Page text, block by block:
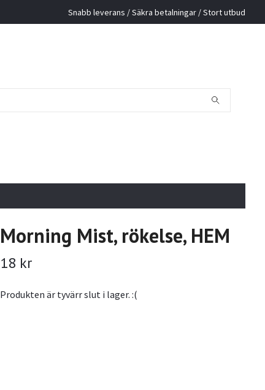
Snabb leverans / Säkra betalningar / Stort utbud
Morning Mist, rökelse, HEM
18 kr
Produkten är tyvärr slut i lager. :(